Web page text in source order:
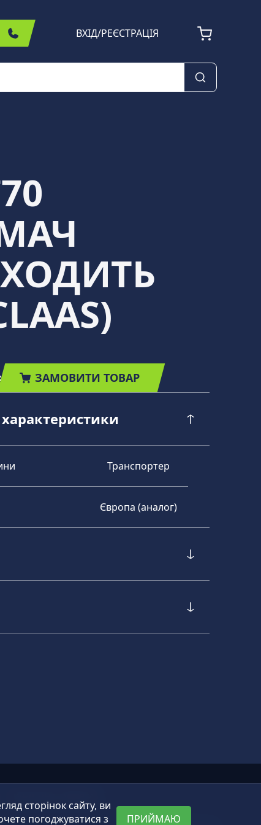
ВХІД/РЕЄСТРАЦІЯ
ЗАМОВИТИ ТОВАР
характеристики
Транспортер
Європа (аналог)
сторінок сайту, ви
погоджуватися з
ПРИЙМАЮ